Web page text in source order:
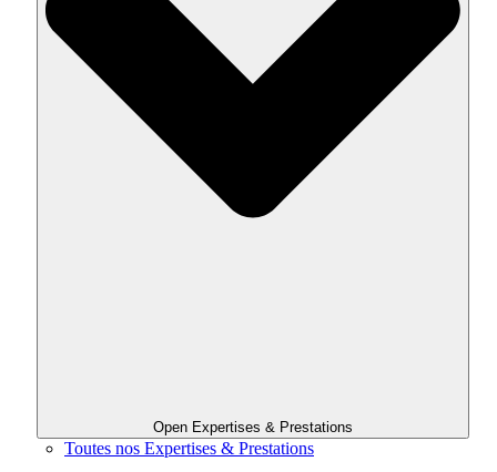
Open Expertises & Prestations
Toutes nos Expertises & Prestations